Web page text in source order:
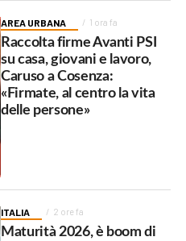
AREA URBANA 1 ora fa
Raccolta firme Avanti PSI
su casa, giovani e lavoro,
Caruso a Cosenza:
«Firmate, al centro la vita
delle persone»
ITALIA 2 ore fa
Maturità 2026, è boom di